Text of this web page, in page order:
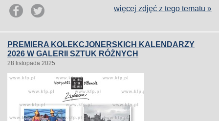
więcej zdjęć z tego tematu »
PREMIERA KOLEKCJONERSKICH KALENDARZY
2026 W GALERII SZTUK RÓŻNYCH
28 listopada 2025